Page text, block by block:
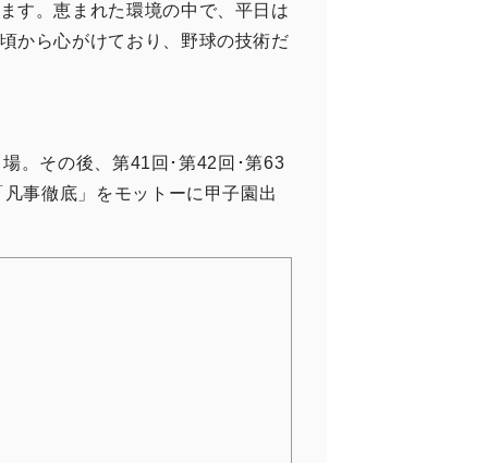
す。恵まれた環境の中で、平日は
から心がけており、野球の技術だ
。その後、第41回･第42回･第63
事徹底」をモットーに甲子園出